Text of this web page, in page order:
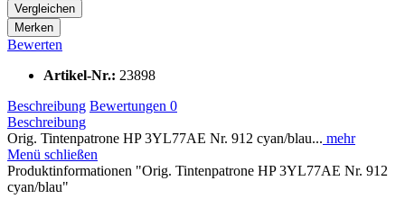
Vergleichen
Merken
Bewerten
Artikel-Nr.: 23898
Beschreibung Bewertungen 0
Beschreibung
Orig. Tintenpatrone HP 3YL77AE Nr. 912 cyan/blau... mehr
Menü schließen
Produktinformationen "Orig. Tintenpatrone HP 3YL77AE Nr. 912
cyan/blau"